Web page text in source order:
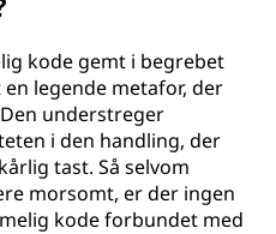
kode gemt i begrebet
legende metafor, der
understreger
i den handling, der
tast. Så selvom
morsomt, er der ingen
kode forbundet med